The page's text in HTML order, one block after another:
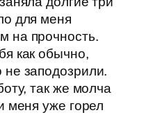
для меня
на прочность.
как обычно,
заподозрили.
так же молча
меня уже горел